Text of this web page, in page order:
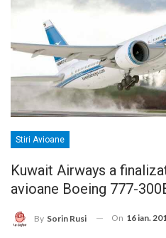
Stiri Avioane
Kuwait Airways a
avioane Boeing 777-
By Sorin Rusi On 16 ian.